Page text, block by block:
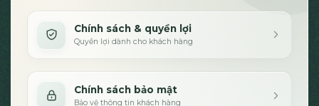
Chính sách & quyền lợi
Quyền lợi dành cho khách hàng
Chính sách bảo mật
Bảo vệ thông tin khách hàng